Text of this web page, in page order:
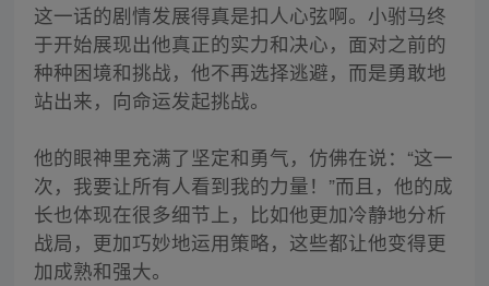
这一话的剧情发展得真是扣人心弦啊。小驸马终
于开始展现出他真正的实力和决心，面对之前的
种种困境和挑战，他不再选择逃避，而是勇敢地
站出来，向命运发起挑战。
他的眼神里充满了坚定和勇气，仿佛在说：“这一
次，我要让所有人看到我的力量！”而且，他的成
长也体现在很多细节上，比如他更加冷静地分析
战局，更加巧妙地运用策略，这些都让他变得更
加成熟和强大。